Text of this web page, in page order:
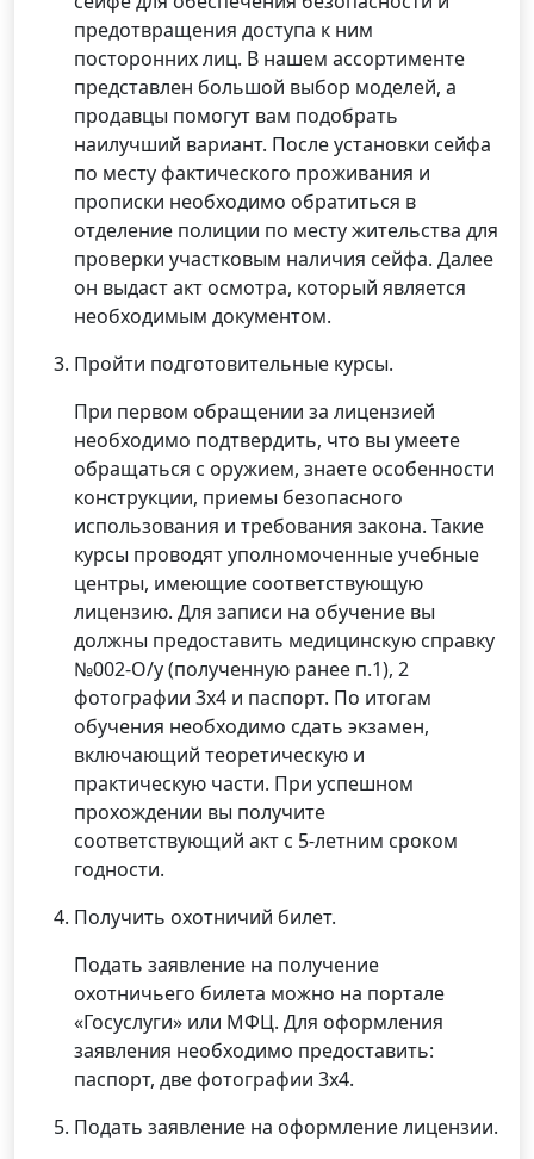
предотвращения доступа к ним
посторонних лиц. В нашем ассортименте
представлен большой выбор моделей, а
продавцы помогут вам подобрать
наилучший вариант. После установки сейфа
по месту фактического проживания и
прописки необходимо обратиться в
отделение полиции по месту жительства для
проверки участковым наличия сейфа. Далее
он выдаст акт осмотра, который является
необходимым документом.
Пройти подготовительные курсы.
При первом обращении за лицензией
необходимо подтвердить, что вы умеете
обращаться с оружием, знаете особенности
конструкции, приемы безопасного
использования и требования закона. Такие
курсы проводят уполномоченные учебные
центры, имеющие соответствующую
лицензию. Для записи на обучение вы
должны предоставить медицинскую справку
№002-О/у (полученную ранее п.1), 2
фотографии 3х4 и паспорт. По итогам
обучения необходимо сдать экзамен,
включающий теоретическую и
практическую части. При успешном
прохождении вы получите
соответствующий акт с 5-летним сроком
годности.
Получить охотничий билет.
Подать заявление на получение
охотничьего билета можно на портале
«Госуслуги» или МФЦ. Для оформления
заявления необходимо предоставить:
паспорт, две фотографии 3х4.
Подать заявление на оформление лицензии.